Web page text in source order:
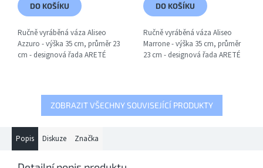
DO KOŠÍKU
Ručně vyráběná váza Aliseo
Azzuro - výška 35 cm, průměr 23
cm - designová řada ARETÉ
DO KOŠÍKU
Ručně vyráběná váza Aliseo
Marrone - výška 35 cm, průměr
23 cm - designová řada ARETÉ
ZOBRAZIT VŠECHNY SOUVISEJÍCÍ PRODUKTY
Popis Diskuze Značka